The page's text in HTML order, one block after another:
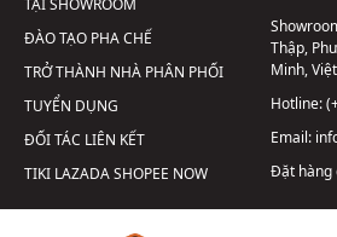
TẠI SHOWROOM
ĐÀO TẠO PHA CHẾ
TRỞ THÀNH NHÀ PHÂN PHỐI
TUYỂN DỤNG
ĐỐI TÁC LIÊN KẾT
TIKI LAZADASHOPEE NOW
Thập,
Minh,
Hotline:
Email:
Đặt hàng